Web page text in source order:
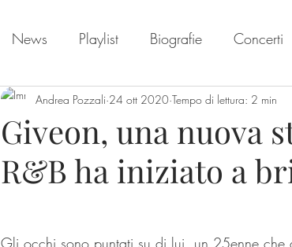
News Playlist Biografie Concerti
Giveon, una nuova
R&B ha iniziato a
Andrea Pozzali 24 ott 2020 Tempo di lettura: 2 min
Gli occhi sono puntati su di lui, un 25enne